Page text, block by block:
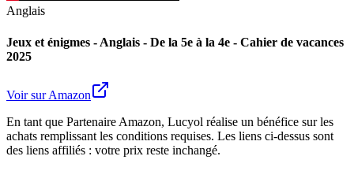
Anglais
Jeux et énigmes - Anglais - De la 5e à la 4e - Cahier de vacances
2025
Voir sur Amazon
En tant que Partenaire Amazon, Lucyol réalise un bénéfice sur les
achats remplissant les conditions requises. Les liens ci-dessus sont
des liens affiliés : votre prix reste inchangé.